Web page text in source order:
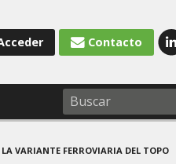
Contacto
VARIANTE FERROVIARIA DEL TOPO